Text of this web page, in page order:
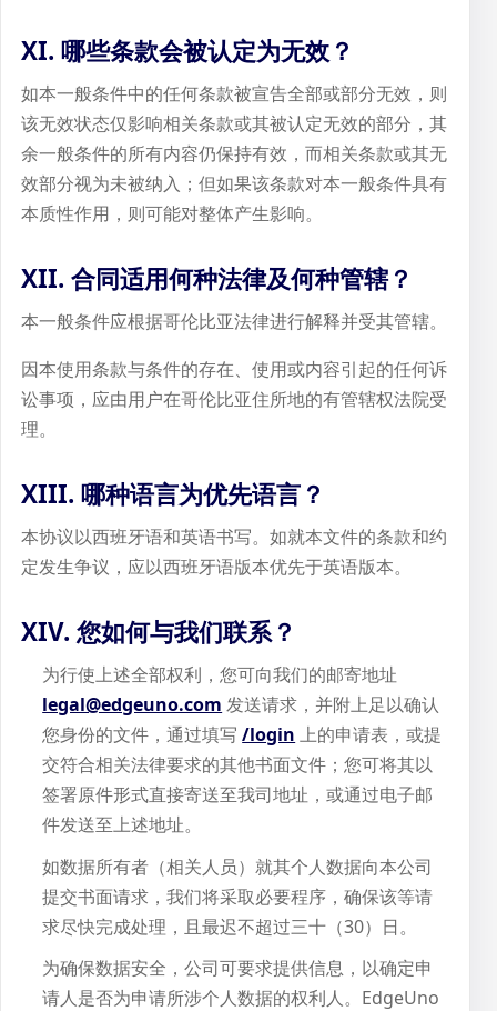
XI. 哪些条款会被认定为无效？
如本一般条件中的任何条款被宣告全部或部分无效，则
该无效状态仅影响相关条款或其被认定无效的部分，其
余一般条件的所有内容仍保持有效，而相关条款或其无
效部分视为未被纳入；但如果该条款对本一般条件具有
本质性作用，则可能对整体产生影响。
XII. 合同适用何种法律及何种管辖？
本一般条件应根据哥伦比亚法律进行解释并受其管辖。
因本使用条款与条件的存在、使用或内容引起的任何诉
讼事项，应由用户在哥伦比亚住所地的有管辖权法院受
理。
XIII. 哪种语言为优先语言？
本协议以西班牙语和英语书写。如就本文件的条款和约
定发生争议，应以西班牙语版本优先于英语版本。
XIV. 您如何与我们联系？
为行使上述全部权利，您可向我们的邮寄地址
legal@edgeuno.com 发送请求，并附上足以确认
您身份的文件，通过填写/login 上的申请表，或提
交符合相关法律要求的其他书面文件；您可将其以
签署原件形式直接寄送至我司地址，或通过电子邮
件发送至上述地址。
如数据所有者（相关人员）就其个人数据向本公司
提交书面请求，我们将采取必要程序，确保该等请
求尽快完成处理，且最迟不超过三十（30）日。
为确保数据安全，公司可要求提供信息，以确定申
请人是否为申请所涉个人数据的权利人。EdgeUno